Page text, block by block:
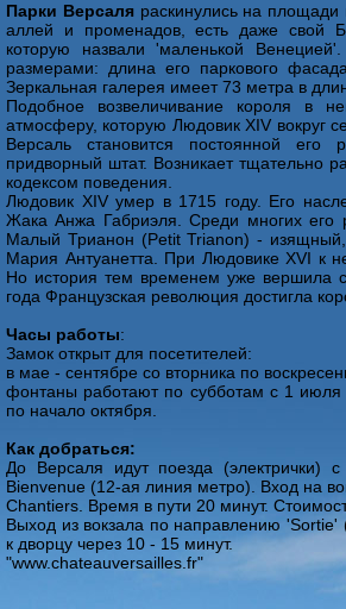
Парки Версаляраскинулись на площади
аллей и променадов, есть даже свой
которую назвали 'маленькой
размерами: длина его паркового
Зеркальная галерея имеет 73 метра в
Подобное возвеличивание короля в
атмосферу, которую Людовик XIV вокруг
Версаль становится постоянной его
придворный штат. Возникает тщательно
кодексом поведения.
Людовик XIV умер в 1715 году. Его
Жака Анжа Габриэля. Среди многих его
Малый Трианон (Petit Trianon) -
Мария Антуанетта. При Людовике XVI к
Но история тем временем уже вершила
года Французская революция достигла
Часы работы:
Замок открыт для посетителей:
в мае - сентябре со вторника по
фонтаны работают по субботам с 1 июля
по начало октября.
Как добраться:
До Версаля идут поезда (электрички)
Bienvenue (12-ая линия метро). Вход на
Chantiers. Время в пути 20 минут.
Выход из вокзала по направлению
к дворцу через 10 - 15 минут.
"www.chateauversailles.fr"